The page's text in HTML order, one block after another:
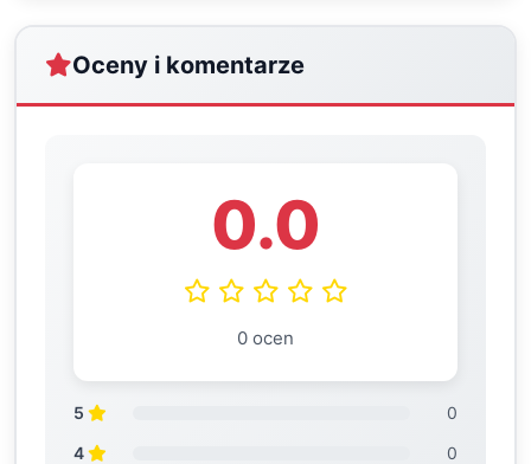
Oceny i komentarze
0.0
0 ocen
5
0
4
0